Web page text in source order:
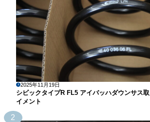
2025年11月19日
シビックタイプR FL5 アイバッハダウンサス
イメント
2